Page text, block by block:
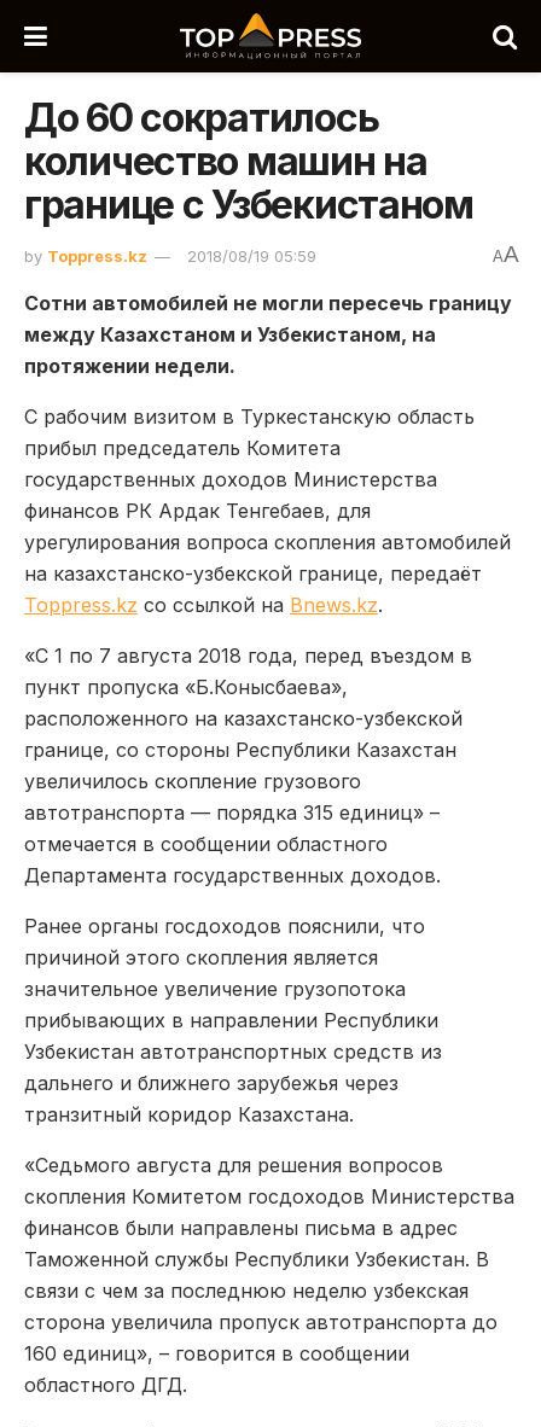
До 60 сократилось
количество машин на
границе с Узбекистаном
by Toppress.kz 2018/08/19 05:59 AA
Сотни автомобилей не могли пересечь границу
между Казахстаном и Узбекистаном, на
протяжении недели.
С рабочим визитом в Туркестанскую область
прибыл председатель Комитета
государственных доходов Министерства
финансов РК Ардак Тенгебаев, для
урегулирования вопроса скопления автомобилей
на казахстанско-узбекской границе, передаёт
Toppress.kz со ссылкой на Bnews.kz.
«С 1 по 7 августа 2018 года, перед въездом в
пункт пропуска «Б.Конысбаева»,
расположенного на казахстанско-узбекской
границе, со стороны Республики Казахстан
увеличилось скопление грузового
автотранспорта — порядка 315 единиц» –
отмечается в сообщении областного
Департамента государственных доходов.
Ранее органы госдоходов пояснили, что
причиной этого скопления является
значительное увеличение грузопотока
прибывающих в направлении Республики
Узбекистан автотранспортных средств из
дальнего и ближнего зарубежья через
транзитный коридор Казахстана.
«Седьмого августа для решения вопросов
скопления Комитетом госдоходов Министерства
финансов были направлены письма в адрес
Таможенной службы Республики Узбекистан. В
связи с чем за последнюю неделю узбекская
сторона увеличила пропуск автотранспорта до
160 единиц», – говорится в сообщении
областного ДГД.